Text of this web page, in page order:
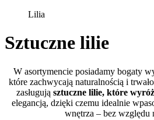
Lilia
Sztuczne lilie
W asortymencie posiadamy bogaty
które zachwycają naturalnością i
zasługują sztuczne lilie, które
elegancją, dzięki czemu idealnie
wnętrza – bez względu